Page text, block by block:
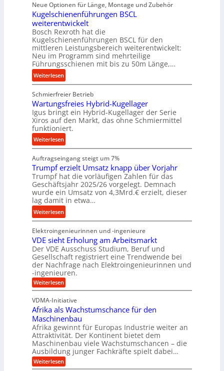
t
r
i
b
e
f
r
u
e
U
m
g
e
b
u
n
g
e
n
i
g
i
t
a
e
r
W
k
z
e
g
k
r
e
i
s
l
a
u
f
Neue Optionen für Länge, Montage und Zubehör
Kugelschienenführungen BSCL
weiterentwickelt
Bosch Rexroth hat die
Kugelschienenführungen BSCL für den
mittleren Leistungsbereich weiterentwickelt:
Neu im Programm sind mehrteilige
Führungsschienen mit bis zu 50m Länge,…
Weiterlesen:
K
u
g
e
l
s
c
h
i
e
n
e
n
f
ü
u
n
g
e
n
B
S
C
L
w
e
i
t
e
Schmierfreier Betrieb
Wartungsfreies Hybrid-Kugellager
Igus bringt ein Hybrid-Kugellager der Serie
Xiros auf den Markt, das ohne Schmiermittel
funktioniert.
Weiterlesen:
W
a
r
t
u
n
g
s
r
e
i
e
s
H
y
b
r
i
d
-
K
u
g
Auftragseingang steigt um 7%
Trumpf erzielt Umsatz knapp über Vorjahr
Trumpf hat die vorläufigen Zahlen für das
Geschäftsjahr 2025/26 vorgelegt. Demnach
wurde ein Umsatz von 4,3Mrd.€ erzielt, dieser
lag damit in etwa…
Weiterlesen:
T
r
u
m
p
f
e
r
l
t
U
m
s
Elektroingenieurinnen und -ingenieure
VDE sieht Erholung am Arbeitsmarkt
Der VDE Ausschuss Studium, Beruf und
Gesellschaft registriert eine Trendwende bei
der Nachfrage nach Elektroingenieurinnen und
-ingenieuren.
Weiterlesen:
V
E
s
i
e
h
t
E
r
h
o
VDMA-Initiative
Afrika als Wachstumschance für den
Maschinenbau
Afrika gewinnt für Europas Industrie weiter an
Attraktivität. Der Kontinent bietet dem
Maschinenbau viele Wachstumschancen – die
Ausbildung junger Fachkräfte spielt dabei…
Weiterlesen:
A